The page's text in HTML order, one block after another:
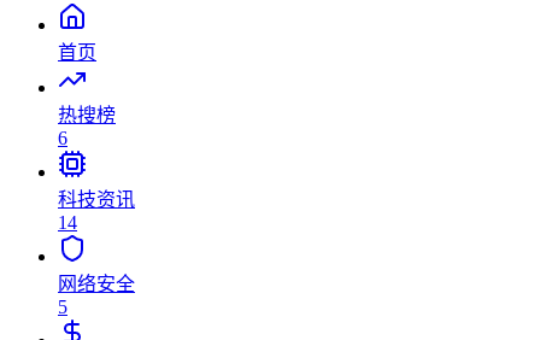
首页
热搜榜
6
科技资讯
14
网络安全
5